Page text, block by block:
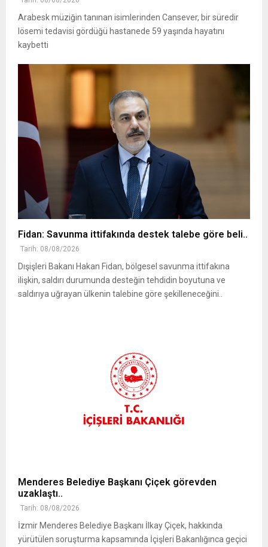
Arabesk müziğin tanınan isimlerinden Cansever, bir süredir
lösemi tedavisi gördüğü hastanede 59 yaşında hayatını
kaybetti
Fidan: Savunma ittifakında destek talebe göre beli..
Tarih: 08/08/2026
Dışişleri Bakanı Hakan Fidan, bölgesel savunma ittifakına
ilişkin, saldırı durumunda desteğin tehdidin boyutuna ve
saldırıya uğrayan ülkenin talebine göre şekilleneceğini..
Menderes Belediye Başkanı Çiçek görevden
uzaklaştı..
Tarih: 08/08/2026
İzmir Menderes Belediye Başkanı İlkay Çiçek, hakkında
yürütülen soruşturma kapsamında İçişleri Bakanlığınca geçici